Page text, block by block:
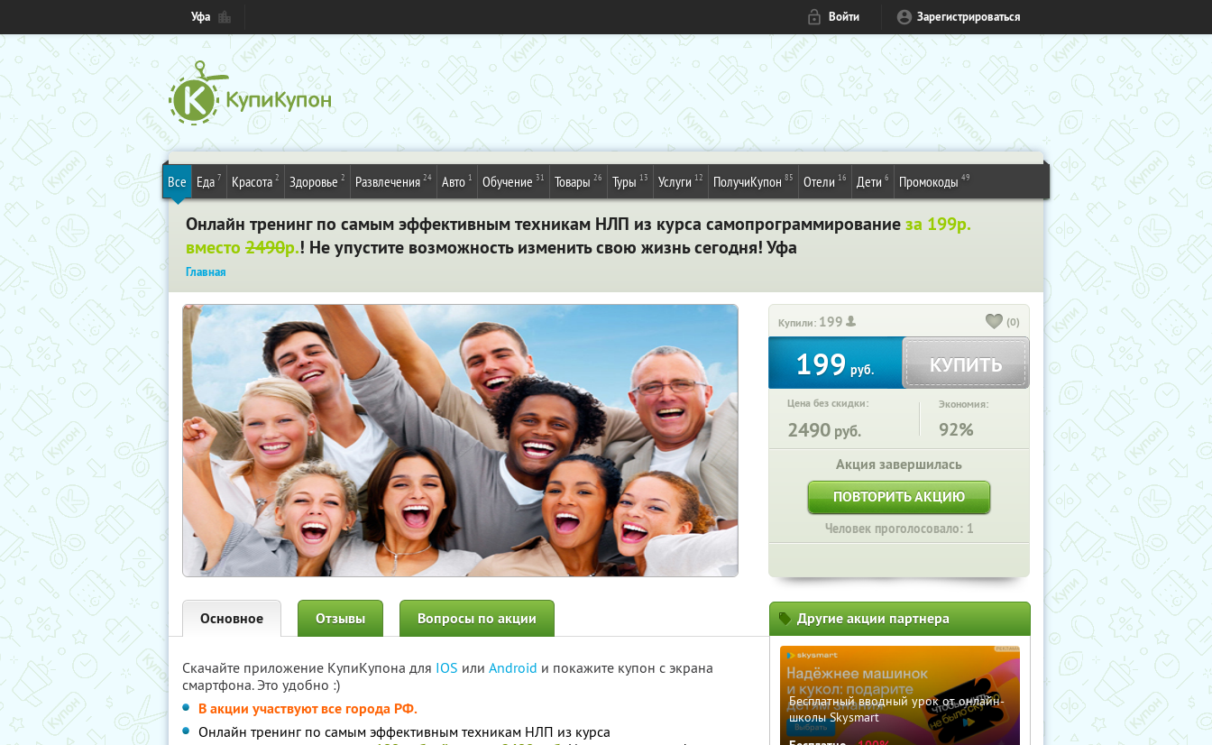
Уфа Войти Зарегистрироваться
Все Еда 7 Красота 2 Здоровье 2 Развлечения 24 Авто 1 Обучение 31 Товары 26 Туры 13 Услуги 12 ПолучиКупон 85 Отели 16 Дети 6 Промокоды 49
Онлайн тренинг по самым эффективным техникам НЛП из курса самопрограммированиеза 199р.
вместо 2490р.! Не упустите возможность изменить свою жизнь сегодня! Уфа
Главная
Купили: 199 (0)
199 руб. КУПИТЬ
Цена без скидки:
2490 руб.
Экономия:
92%
Акция завершилась
ПОВТОРИТЬ АКЦИЮ
Человек проголосовало: 1
Основное Отзывы Вопросы по акции
Скачайте приложение КупиКупона для IOS или Android и покажите купон с экрана
смартфона. Это удобно :)
В акции участвуют все города РФ.
Онлайн тренинг по самым эффективным техникам НЛП из курса
Другие акции партнера
Бесплатный вводный урок от онлайн-
школы Skysmart